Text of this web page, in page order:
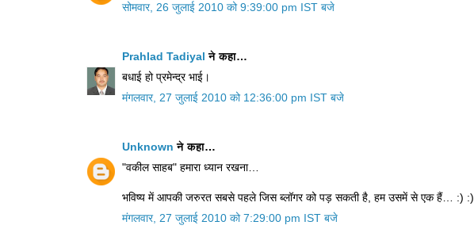
सोमवार, 26 जुलाई 2010 को 9:39:00 pm IST बजे
Prahlad Tadiyal ने कहा…
बधाई हो प्रमेन्‍द्र भाई।
मंगलवार, 27 जुलाई 2010 को 12:36:00 pm IST बजे
Unknown ने कहा…
"वकील साहब" हमारा ध्यान रखना…
भविष्य में आपकी जरुरत सबसे पहले जिस ब्लॉगर को पड़ सकती है, हम उसमें से एक हैं… :) :)
मंगलवार, 27 जुलाई 2010 को 7:29:00 pm IST बजे